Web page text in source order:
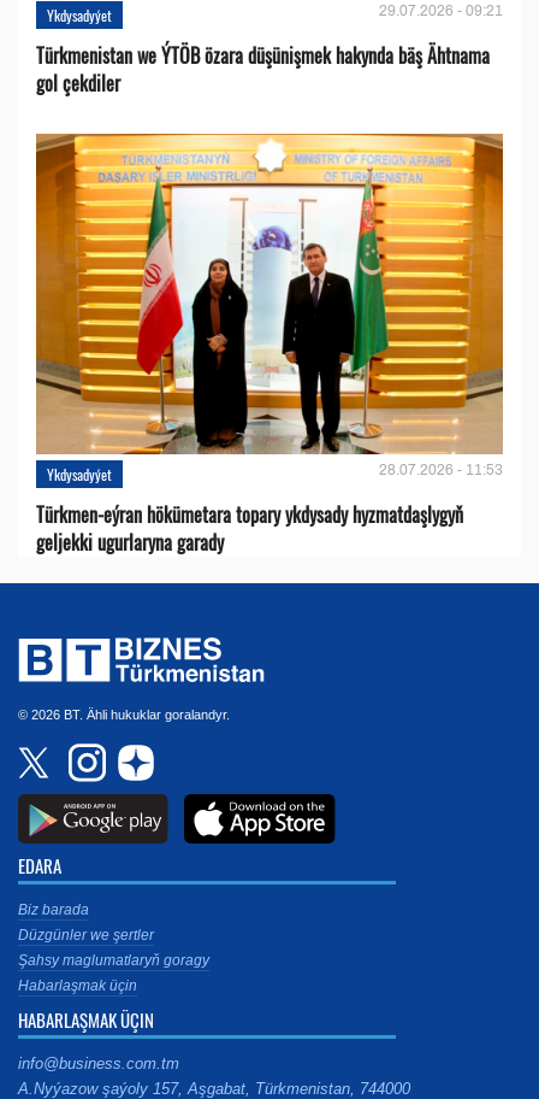
Ykdysadyýet 29.07.2026 - 09:21
Türkmenistan we ÝTÖB özara düşünişmek hakynda bäş Ähtnama
gol çekdiler
Ykdysadyýet 28.07.2026 - 11:53
Türkmen-eýran hökümetara topary ykdysady hyzmatdaşlygyň
geljekki ugurlaryna garady
© 2026 BT. Ähli hukuklar goralandyr.
EDARA
Biz barada
Düzgünler we şertler
Şahsy maglumatlaryň goragy
Habarlaşmak üçin
HABARLAŞMAK ÜÇIN
info@business.com.tm
A.Nyýazow şaýoly 157, Aşgabat, Türkmenistan, 744000